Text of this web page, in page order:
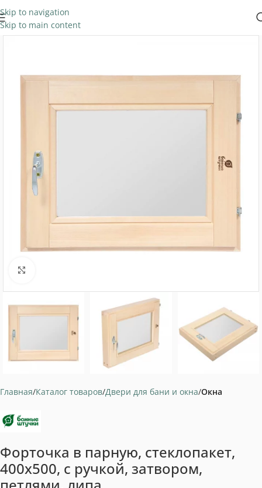
Skip to navigation
Skip to main content
Главная Каталог товаров Двери для бани и окна Окна
Форточка в парную, стеклопакет,
400х500, с ручкой, затвором,